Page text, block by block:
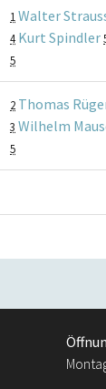
1 Walter
4 Kurt Spindler
5
2 Thomas
3 Wilhelm
5